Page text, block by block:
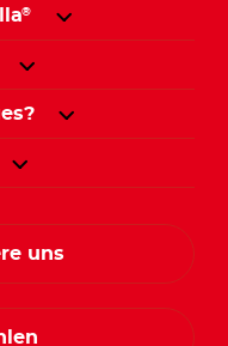
®
uns